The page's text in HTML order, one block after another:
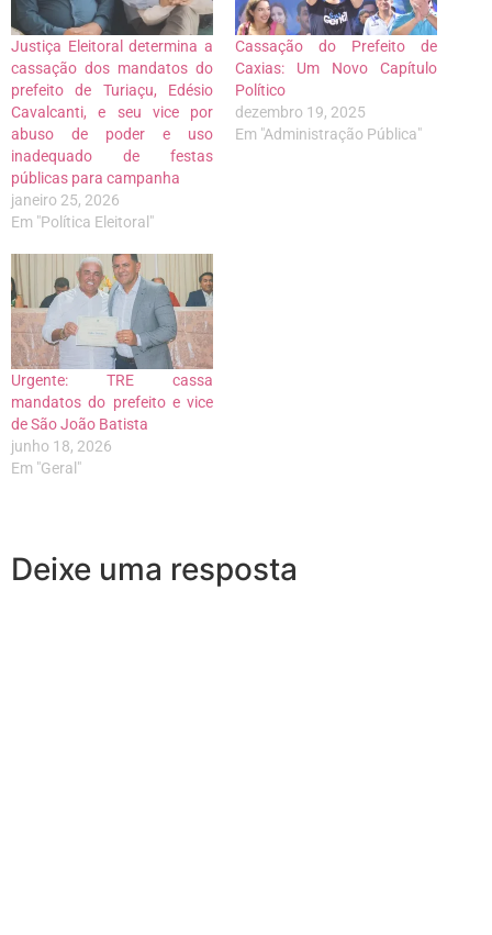
Justiça Eleitoral determina a
cassação dos mandatos do
prefeito de Turiaçu, Edésio
Cavalcanti, e seu vice por
abuso de poder e uso
inadequado de festas
públicas para campanha
janeiro 25, 2026
Em "Política Eleitoral"
Cassação do Prefeito de
Caxias: Um Novo Capítulo
Político
dezembro 19, 2025
Em "Administração Pública"
Urgente: TRE cassa
mandatos do prefeito e vice
de São João Batista
junho 18, 2026
Em "Geral"
Deixe uma resposta